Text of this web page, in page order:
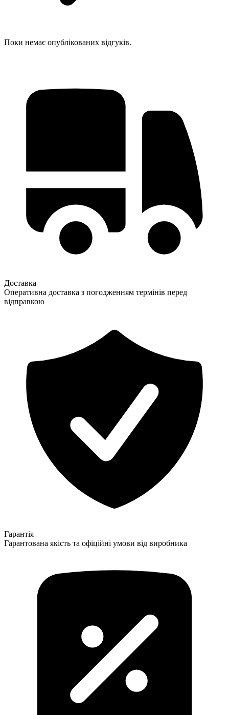
Поки немає опублікованих відгуків.
Доставка
Оперативна доставка з погодженням термінів перед
відправкою
Гарантія
Гарантована якість та офіційні умови від виробника